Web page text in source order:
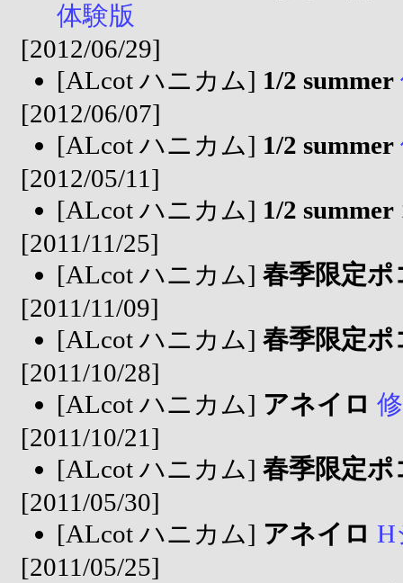
体験版
[2012/06/29]
[ALcot ハニカム] 1/2 summer
[2012/06/07]
[ALcot ハニカム] 1/2 summer
[2012/05/11]
[ALcot ハニカム] 1/2 summer
[2011/11/25]
[ALcot ハニカム] 春季限定
[2011/11/09]
[ALcot ハニカム] 春季限定
[2011/10/28]
[ALcot ハニカム] アネイロ
[2011/10/21]
[ALcot ハニカム] 春季限定
[2011/05/30]
[ALcot ハニカム] アネイロ H
[2011/05/25]